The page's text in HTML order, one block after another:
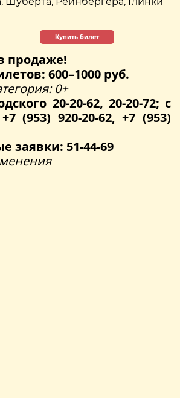
Купить билет
продаже!
600–1000 руб.
0+
20-20-62, 20-20-72; с
(953) 920-20-62, +7 (953)
заявки: 51-44-69